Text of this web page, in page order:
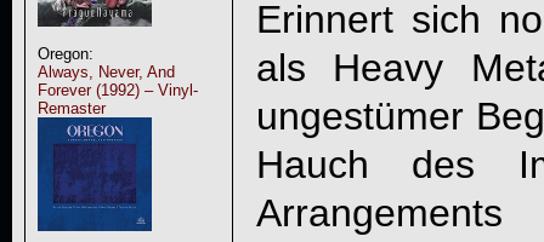
Oregon:
Always, Never, And
Forever (1992) – Vinyl-
Remaster
Erinnert sich
als Heavy
ungestümer
Hauch des